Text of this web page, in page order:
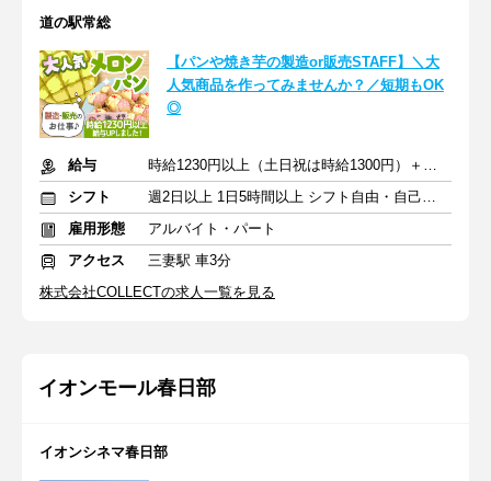
道の駅常総
【パンや焼き芋の製造or販売STAFF】＼大
人気商品を作ってみませんか？／短期もOK
◎
給与
時給1230円以上（土日祝は時給1300円）＋交通費
シフト
週2日以上 1日5時間以上 シフト自由・自己申告
雇用形態
アルバイト・パート
アクセス
三妻駅 車3分
株式会社COLLECTの求人一覧を見る
イオンモール春日部
イオンシネマ春日部